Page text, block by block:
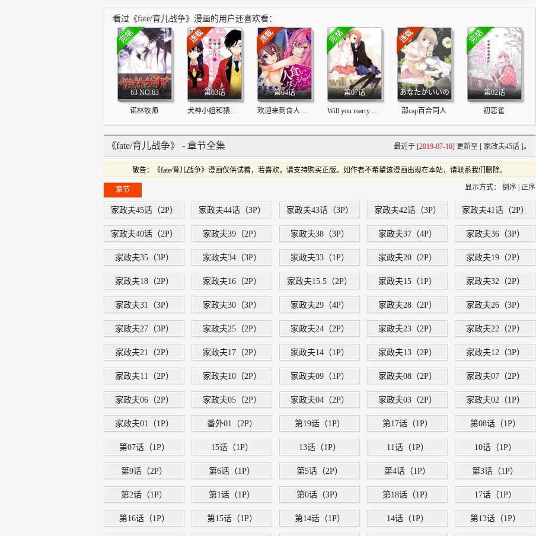
看过《fate/育儿战争》漫画的用户还喜欢看：
63 NO.63
诺林牧师
第03话
犬神小姐和猿飞君的关系恶劣
第04话
欢迎来到食人地下城！
第07话
Will you marry me?
あなたがいいの
部cap百合同人
第02话
初恋雀
最近于 [2019-07-10] 更新至 [ 家政夫45话 ]。
《fate/育儿战争》 - 章节全集
敬告：《fate/育儿战争》漫画仅供试看，若喜欢，请支持购买正版。如作者不希望该漫画出现在本站，请联系我们删除。
章节 显示方式： 倒序 正序
家政夫45话（2P） 家政夫44话（3P） 家政夫43话（3P） 家政夫42话（3P） 家政夫41话（2P）
家政夫40话（2P） 家政夫39（2P） 家政夫38（3P） 家政夫37（4P） 家政夫36（3P）
家政夫35（3P） 家政夫34（3P） 家政夫33（1P） 家政夫20（2P） 家政夫19（2P）
家政夫18（2P） 家政夫16（2P） 家政夫15.5（2P） 家政夫15（1P） 家政夫32（2P）
家政夫31（3P） 家政夫30（3P） 家政夫29（4P） 家政夫28（2P） 家政夫26（3P）
家政夫27（3P） 家政夫25（2P） 家政夫24（2P） 家政夫23（2P） 家政夫22（2P）
家政夫21（2P） 家政夫17（2P） 家政夫14（1P） 家政夫13（2P） 家政夫12（3P）
家政夫11（2P） 家政夫10（2P） 家政夫09（1P） 家政夫08（2P） 家政夫07（2P）
家政夫06（2P） 家政夫05（2P） 家政夫04（2P） 家政夫03（2P） 家政夫02（1P）
家政夫01（1P） 番外01（2P） 第19话（1P） 第17话（1P） 第08话（1P）
第07话（1P） 15话（1P） 13话（1P） 11话（1P） 10话（1P）
第9话（2P） 第6话（1P） 第5话（2P） 第4话（1P） 第3话（1P）
第2话（1P） 第1话（1P） 第0话（3P） 第18话（1P） 17话（1P）
第16话（1P） 第15话（1P） 第14话（1P） 14话（1P） 第13话（1P）